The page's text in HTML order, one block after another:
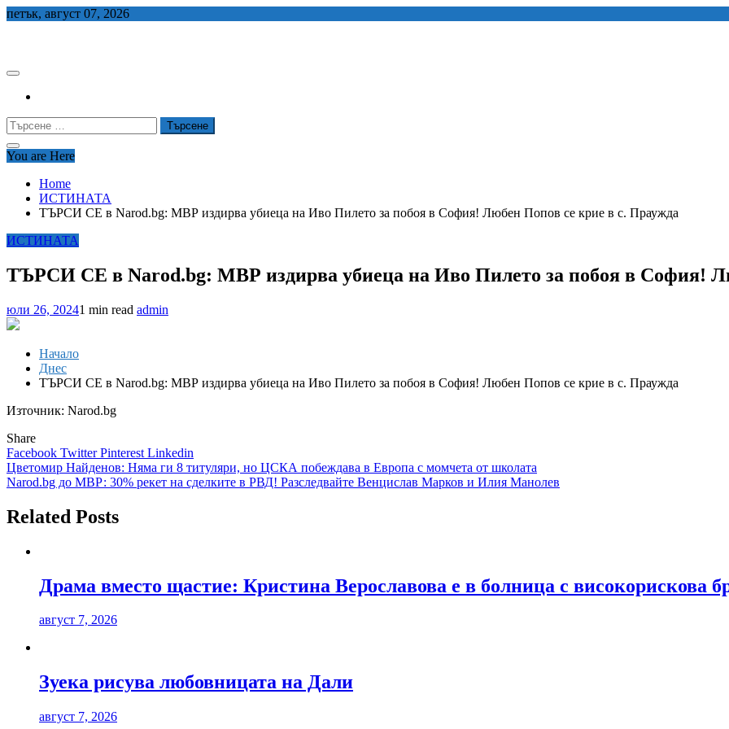
Skip
петък, август 07, 2026
Търсене
за:
You are Here
Home
ИСТИНАТА
ТЪРСИ СЕ в Narod.bg: МВР издирва убиеца на Иво Пилето за побоя в София! Любен Попов се крие в с. Праужда
ИСТИНАТА
ТЪРСИ СЕ в Narod.bg: МВР издирва убиеца на Иво Пилето за побоя в София!
юли 26, 20241 min read admin
Начало
Днес
ТЪРСИ СЕ в Narod.bg: МВР издирва убиеца на Иво Пилето за побоя в София! Любен Попов се крие в с. Праужда
Източник: Narod.bg
Share
Facebook TwitterPinterest Linkedin
Навигация
Цветомир Найденов: Няма ги 8 титуляри, но ЦСКА побеждава в Европа с момчета от школата
Narod.bg до МВР: 30% рекет на сделките в РВД! Разследвайте Венцислав Марков и Илия Манолев
Related Posts
Драма вместо щастие: Кристина Верославова е в болница с високорискова
август 7, 2026
Зуека рисува любовницата на Дали
август 7, 2026